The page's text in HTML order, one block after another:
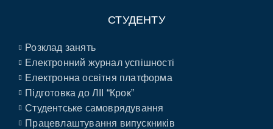
СТУДЕНТУ
Розклад занять
Електронний журнал успішності
Електронна освітня платформа
Підготовка до ЛІІ “Крок”
Студентське самоврядування
Працевлаштування випускників